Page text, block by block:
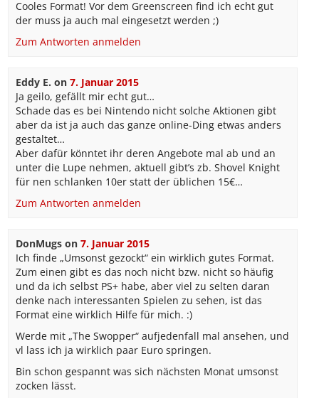
Cooles Format! Vor dem Greenscreen find ich echt gut
der muss ja auch mal eingesetzt werden ;)
Zum Antworten anmelden
Eddy E. on 7. Januar 2015
Ja geilo, gefällt mir echt gut…
Schade das es bei Nintendo nicht solche Aktionen gibt
aber da ist ja auch das ganze online-Ding etwas anders
gestaltet…
Aber dafür könntet ihr deren Angebote mal ab und an
unter die Lupe nehmen, aktuell gibt’s zb. Shovel Knight
für nen schlanken 10er statt der üblichen 15€…
Zum Antworten anmelden
DonMugson 7. Januar 2015
Ich finde „Umsonst gezockt“ ein wirklich gutes Format.
Zum einen gibt es das noch nicht bzw. nicht so häufig
und da ich selbst PS+ habe, aber viel zu selten daran
denke nach interessanten Spielen zu sehen, ist das
Format eine wirklich Hilfe für mich. :)
Werde mit „The Swopper“ aufjedenfall mal ansehen, und
vl lass ich ja wirklich paar Euro springen.
Bin schon gespannt was sich nächsten Monat umsonst
zocken lässt.